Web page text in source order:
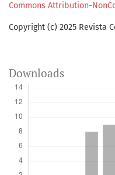
Commons Attribution-
Copyright (c) 2025 Revista
Downloads